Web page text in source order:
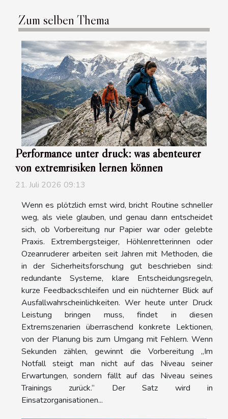
Zum selben Thema
Performance unter druck: was abenteurer
von extremrisiken lernen können
21. Juli 2026 09:13
Wenn es plötzlich ernst wird, bricht Routine schneller
weg, als viele glauben, und genau dann entscheidet
sich, ob Vorbereitung nur Papier war oder gelebte
Praxis. Extrembergsteiger, Höhlenretterinnen oder
Ozeanruderer arbeiten seit Jahren mit Methoden, die
in der Sicherheitsforschung gut beschrieben sind:
redundante Systeme, klare Entscheidungsregeln,
kurze Feedbackschleifen und ein nüchterner Blick auf
Ausfallwahrscheinlichkeiten. Wer heute unter Druck
Leistung bringen muss, findet in diesen
Extremszenarien überraschend konkrete Lektionen,
von der Planung bis zum Umgang mit Fehlern. Wenn
Sekunden zählen, gewinnt die Vorbereitung „Im
Notfall steigt man nicht auf das Niveau seiner
Erwartungen, sondern fällt auf das Niveau seines
Trainings zurück.“ Der Satz wird in
Einsatzorganisationen...